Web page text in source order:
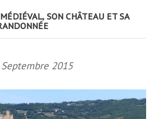
SON CHÂTEAU ET SA
2015